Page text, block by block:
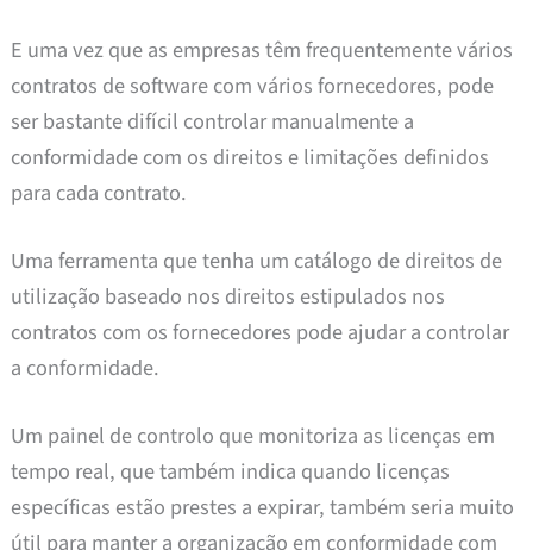
E uma vez que as empresas têm frequentemente vários
contratos de software com vários fornecedores, pode
ser bastante difícil controlar manualmente a
conformidade com os direitos e limitações definidos
para cada contrato.
Uma ferramenta que tenha um catálogo de direitos de
utilização baseado nos direitos estipulados nos
contratos com os fornecedores pode ajudar a controlar
a conformidade.
Um painel de controlo que monitoriza as licenças em
tempo real, que também indica quando licenças
específicas estão prestes a expirar, também seria muito
útil para manter a organização em conformidade com